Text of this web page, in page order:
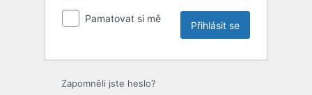
Pamatovat si mě
Zapomněli jste heslo?